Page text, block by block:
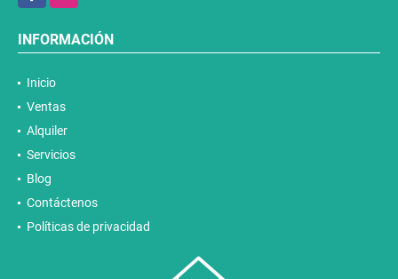
INFORMACIÓN
Inicio
Ventas
Alquiler
Servicios
Blog
Contáctenos
Políticas de privacidad